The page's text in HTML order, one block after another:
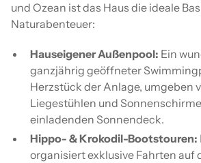
und Ozean ist das Haus die ideale
Naturabenteuer:
Hauseigener Außenpool: Ein
ganzjährig geöffneter
Herzstück der Anlage, umgeben
Liegestühlen und
einladenden Sonnendeck.
Hippo- & Krokodil-Bootstouren:
organisiert exklusive Fahrten auf